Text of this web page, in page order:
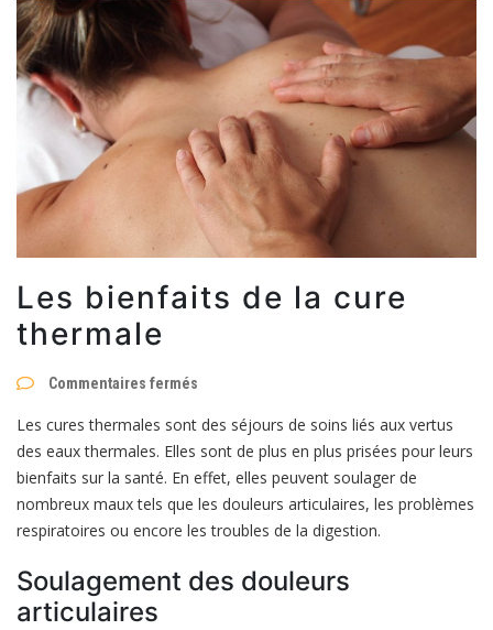
Les bienfaits de la cure
thermale
Commentaires fermés
Les
de
la
thermale
Les cures thermales sont des séjours de soins liés aux vertus
des eaux thermales. Elles sont de plus en plus prisées pour leurs
bienfaits sur la santé. En effet, elles peuvent soulager de
nombreux maux tels que les douleurs articulaires, les problèmes
respiratoires ou encore les troubles de la digestion.
Soulagement des douleurs
articulaires